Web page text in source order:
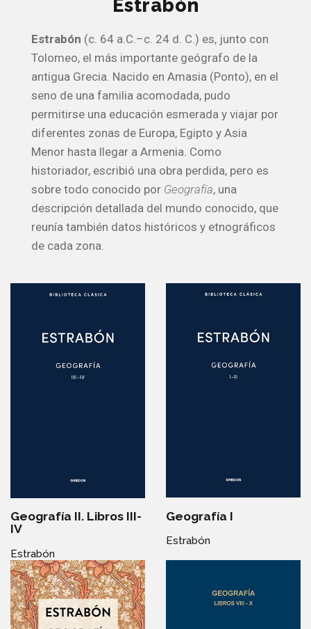
Estrabón
Estrabón (c. 64 a.C.–c. 24 d. C.) es, junto con
Tolomeo, el más importante geógrafo de la
antigua Grecia. Nacido en Amasia (Ponto), en el
seno de una familia acomodada, pudo
permitirse una educación esmerada y viajar por
diferentes zonas de Europa, Egipto y Asia
Menor hasta llegar a Armenia. Como
historiador, escribió una obra perdida, pero es
sobre todo conocido por Geografía, una
descripción detallada del mundo conocido, que
reunía también datos históricos y etnográficos
de cada zona.
Geografía II. Libros III-
IV
Estrabón
Geografía I
Estrabón